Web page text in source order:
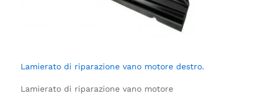
Lamierato di riparazione vano motore destro.
Lamierato di riparazione vano motore